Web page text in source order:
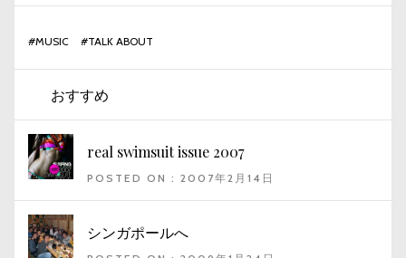
#MUSIC #TALK ABOUT
おすすめ
real swimsuit issue 2007
POSTED ON : 2007年2月14日
シンガポールへ